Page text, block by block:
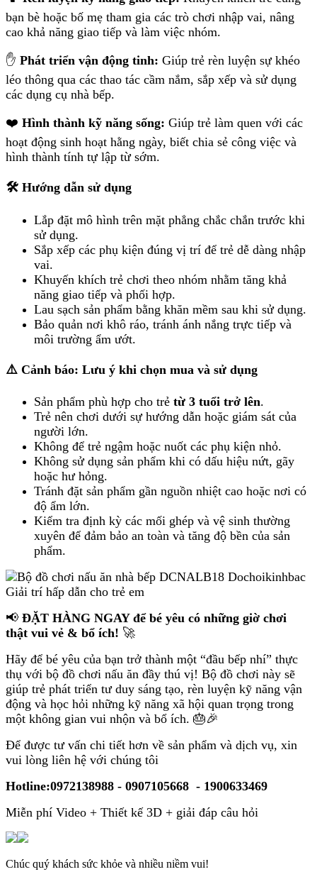
bạn bè hoặc bố mẹ tham gia các trò chơi nhập vai, nâng
cao khả năng giao tiếp và làm việc nhóm.
✋ Phát triển vận động tinh: Giúp trẻ rèn luyện sự khéo
léo thông qua các thao tác cầm nắm, sắp xếp và sử dụng
các dụng cụ nhà bếp.
❤️ Hình thành kỹ năng sống: Giúp trẻ làm quen với các
hoạt động sinh hoạt hằng ngày, biết chia sẻ công việc và
hình thành tính tự lập từ sớm.
🛠️ Hướng dẫn sử dụng
Lắp đặt mô hình trên mặt phẳng chắc chắn trước khi
sử dụng.
Sắp xếp các phụ kiện đúng vị trí để trẻ dễ dàng nhập
vai.
Khuyến khích trẻ chơi theo nhóm nhằm tăng khả
năng giao tiếp và phối hợp.
Lau sạch sản phẩm bằng khăn mềm sau khi sử dụng.
Bảo quản nơi khô ráo, tránh ánh nắng trực tiếp và
môi trường ẩm ướt.
⚠️ Cảnh báo: Lưu ý khi chọn mua và sử dụng
Sản phẩm phù hợp cho trẻ từ 3 tuổi trở lên.
Trẻ nên chơi dưới sự hướng dẫn hoặc giám sát của
người lớn.
Không để trẻ ngậm hoặc nuốt các phụ kiện nhỏ.
Không sử dụng sản phẩm khi có dấu hiệu nứt, gãy
hoặc hư hỏng.
Tránh đặt sản phẩm gần nguồn nhiệt cao hoặc nơi có
độ ẩm lớn.
Kiểm tra định kỳ các mối ghép và vệ sinh thường
xuyên để đảm bảo an toàn và tăng độ bền của sản
phẩm.
📢 ĐẶT HÀNG NGAY để bé yêu có những giờ chơi
thật vui vẻ & bổ ích! 🚀
Hãy để bé yêu của bạn trở thành một “đầu bếp nhí” thực
thụ với bộ đồ chơi nấu ăn đầy thú vị! Bộ đồ chơi này sẽ
giúp trẻ phát triển tư duy sáng tạo, rèn luyện kỹ năng vận
động và học hỏi những kỹ năng xã hội quan trọng trong
một không gian vui nhộn và bổ ích. 🎂🎉
Để được tư vấn chi tiết hơn về sản phẩm và dịch vụ, xin
vui lòng liên hệ với chúng tôi
Hotline:0972138988 - 0907105668 - 1900633469
Miễn phí Video + Thiết kế 3D + giải đáp câu hỏi
Chúc quý khách sức khỏe và nhiều niềm vui!